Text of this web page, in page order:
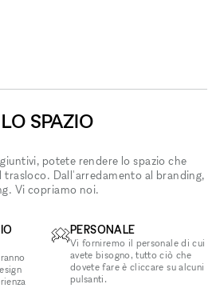
SPAZIO
potete rendere lo spazio che
trasloco. Dall'arredamento al branding,
Vi copriamo noi.
PERSONALE
Vi forniremo il personale di cui
avete bisogno, tutto ciò che
dovete fare è cliccare su alcuni
pulsanti.